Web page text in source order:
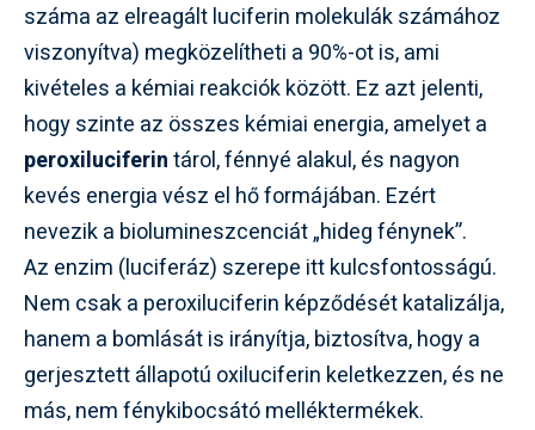
száma az elreagált luciferin molekulák számához
viszonyítva) megközelítheti a 90%-ot is, ami
kivételes a kémiai reakciók között. Ez azt jelenti,
hogy szinte az összes kémiai energia, amelyet a
peroxiluciferintárol, fénnyé alakul, és nagyon
kevés energia vész el hő formájában. Ezért
nevezik a biolumineszcenciát „hideg fénynek”.
Az enzim (luciferáz) szerepe itt kulcsfontosságú.
Nem csak a peroxiluciferin képződését katalizálja,
hanem a bomlását is irányítja, biztosítva, hogy a
gerjesztett állapotú oxiluciferin keletkezzen, és ne
más, nem fénykibocsátó melléktermékek.